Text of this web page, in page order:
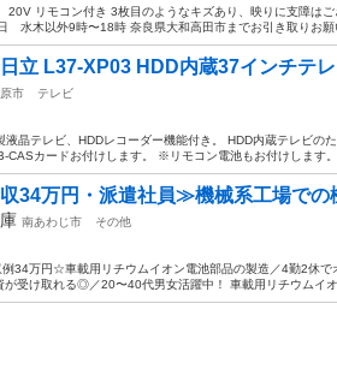
リモコン付き 3枚目のようなキズあり、映りに支障はご
水木以外9時〜18時 奈良県大和高田市までお引き取りお願
立 L37-XP03 HDD内蔵37インチテ
市
テレビ
液晶テレビ、HDDレコーダー機能付き。 HDD内蔵テレビの
カードお付けします。 ※リモコン電池もお付けします。
34万円・派遣社員≫機械系工場での
南あわじ市 その他
34万円☆車載用リチウムイオン電池部品の製造／4勤2休で
が受け取れる◎／20〜40代男女活躍中！ 車載用リチウムイ